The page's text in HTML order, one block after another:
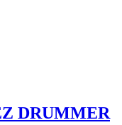
DRUMMER